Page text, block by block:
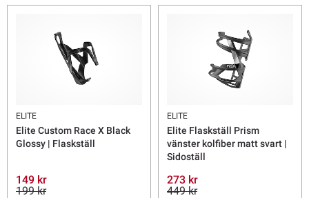
ELITE
Elite Custom Race X Black
Glossy | Flaskställ
149 kr
199 kr
ELITE
Elite Flaskställ Prism
vänster kolfiber matt svart |
Sidoställ
273 kr
449 kr